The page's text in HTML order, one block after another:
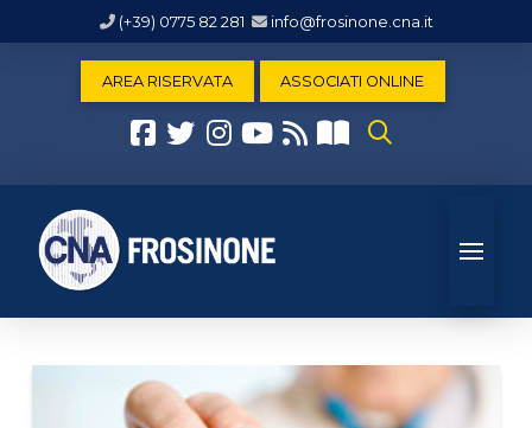
(+39) 0775 82 281 info@frosinone.cna.it
AREA RISERVATA ASSOCIATI ONLINE